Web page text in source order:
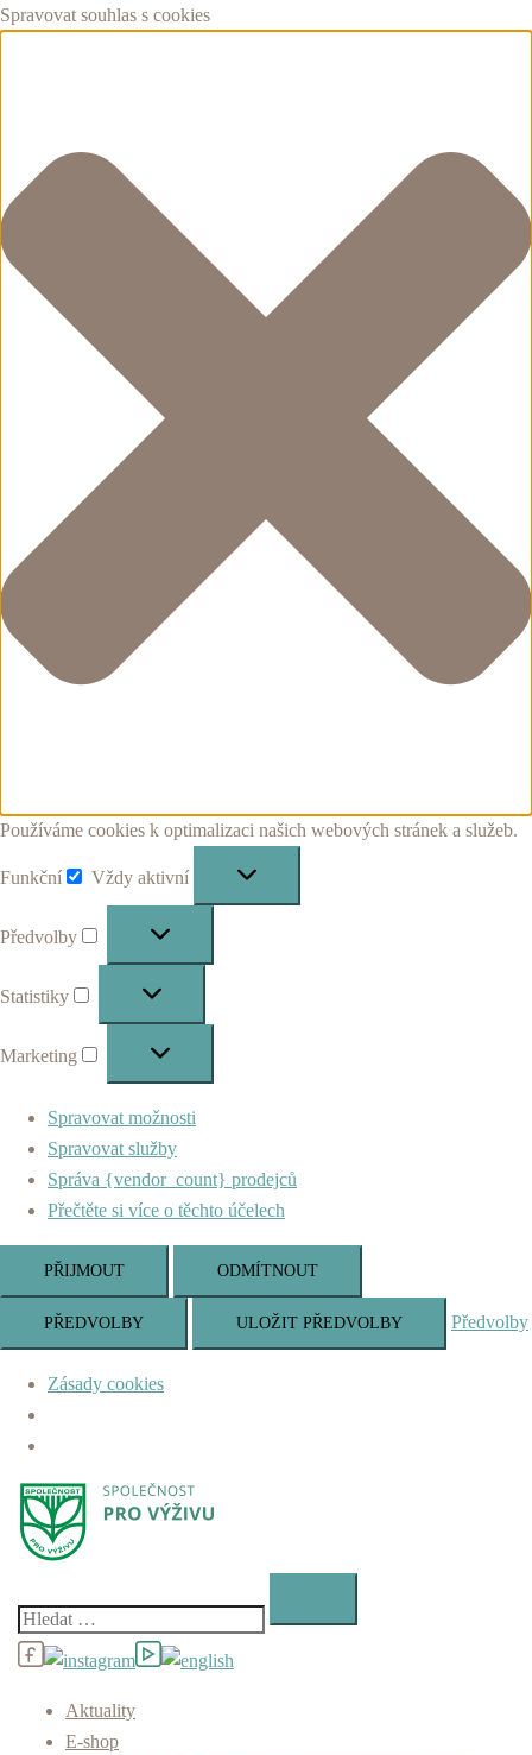
Spravovat souhlas s cookies
Používáme cookies k optimalizaci našich webových stránek a služeb.
Funkční
Funkční
Vždy aktivní
Předvolby
Statistiky
Marketing
Spravovat možnosti
Spravovat služby
Správa {vendor_count} prodejců
Přečtěte si více o těchto účelech
PŘIJMOUT ODMÍTNOUT
PŘEDVOLBY ULOŽIT PŘEDVOLBY Předvolby
Zásady cookies
Skip
content
Vyhledávání
Aktuality
E-shop